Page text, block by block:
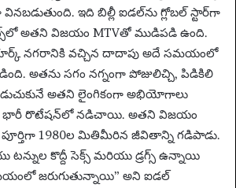
ఇది బిల్లీ ఐడల్‌ను గ్లోబల్ స్టార్‌గా
అతని విజయం MTVతో ముడిపడి ఉంది.
నగరానికి వచ్చిన దాదాపు అదే సమయంలో
అతను సగం నగ్నంగా పోజులిచ్చి, పిడికిలి
అతని లైంగికంగా అభియోగాలు
రొటేషన్‌లో నడిచాయి. అతని విజయం
1980ల మితిమీరిన జీవితాన్ని గడిపాడు.
కొద్దీ సెక్స్ మరియు డ్రగ్స్ ఉన్నాయి
జరుగుతున్నాయి” అని ఐడల్